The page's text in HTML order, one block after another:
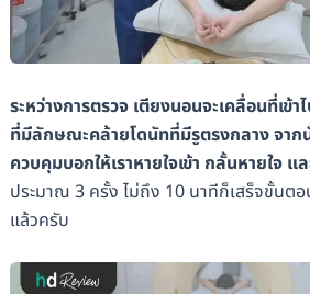
ระหว่างการตรวจ เตียงนอนจะเคลื่อนที่เข้า
ที่มีลักษณะคล้ายโดนัทที่มีรูตรงกลาง จาก
ควบคุมบอกให้เราหายใจเข้า กลั้นหายใจ แ
ประมาณ 3 ครั้ง ไม่ถึง 10 นาทีก็เสร็จขั้นต
แล้วครับ